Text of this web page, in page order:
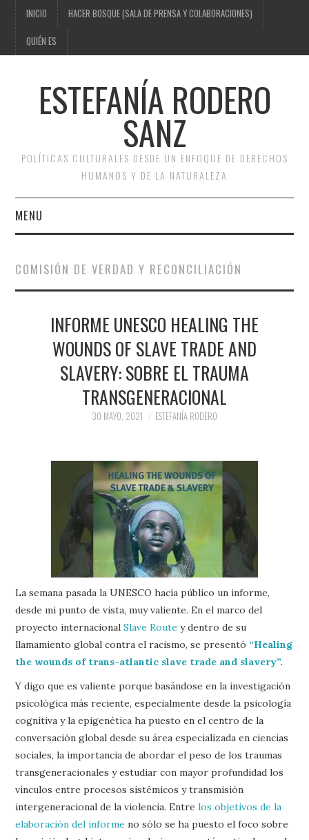
INICIO HACER BOSQUE (SALA DE PRENSA Y COLABORACIONES)
QUIÉN ES
ESTEFANÍA RODERO
SANZ
POLÍTICAS CULTURALES DESDE UN ENFOQUE DE DERECHOS
HUMANOS Y DE LA NATURALEZA
MENU
HACER BOSQUE (SALA DE
PRENSA Y
COLABORACIONES)
COMISIÓN DE VERDAD Y RECONCILIACIÓN
INFORME UNESCO HEALING THE
WOUNDS OF SLAVE TRADE AND
SLAVERY: SOBRE EL TRAUMA
TRANSGENERACIONAL
30 MAYO, 2021 ESTEFANÍA RODERO
La semana pasada la UNESCO hacía público un informe,
desde mi punto de vista, muy valiente. En el marco del
proyecto internacionalSlave Route y dentro de su
llamamiento global contra el racismo, se presentó “Healing
the wounds of trans-atlantic slave trade and slavery”.
Y digo que es valiente porque basándose en la investigación
psicológica más reciente, especialmente desde la psicología
cognitiva y la epigenética ha puesto en el centro de la
conversación global desde su área especializada en ciencias
sociales, la importancia de abordar el peso de los traumas
transgeneracionales y estudiar con mayor profundidad los
vínculos entre procesos sistémicos y transmisión
intergeneracional de la violencia. Entrelos objetivos de la
elaboración del informe no sólo se ha puesto el foco sobre